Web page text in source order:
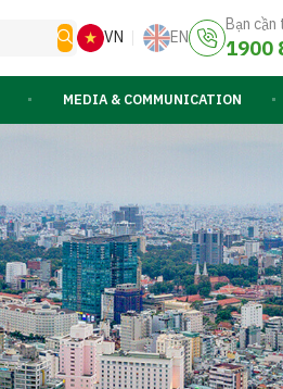
VN EN
Bạn cần
1900
MEDIA & COMMUNICATION